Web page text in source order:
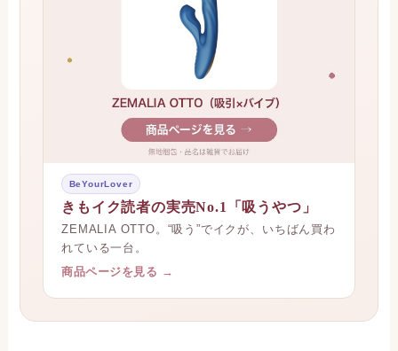
BeYourLover
きもイク読者の実売No.1「吸うやつ」
ZEMALIA OTTO。“吸う”でイクが、いちばん買わ
れている一台。
商品ページを見る →